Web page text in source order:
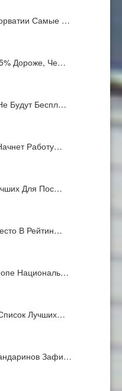
Самые …
Дороже, Че…
Будут Беспл…
Работу…
Для Пос…
В Рейтин…
Националь…
Лучших…
Зафи…